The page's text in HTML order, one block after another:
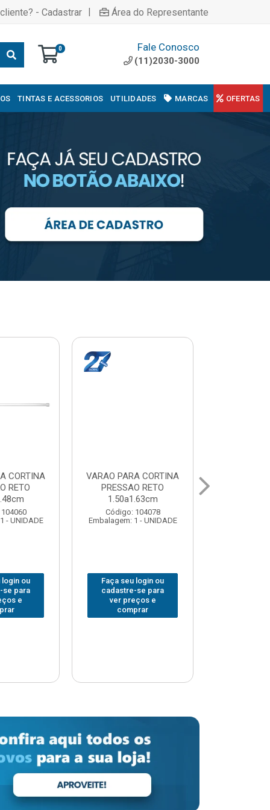
- Cadastrar | Área do Representante
0 Fale Conosco
(11)2030-3000
TINTAS E ACESSORIOS UTILIDADES MARCAS OFERTAS
CORTINA
RETO
- UNIDADE
login ou
se para
e
VARAL PARA TETO
MAXEB ACO 1.40m
Código: 104086
Embalagem: 1 - UNIDADE
Faça seu login ou
cadastre-se para
ver preços e
comprar